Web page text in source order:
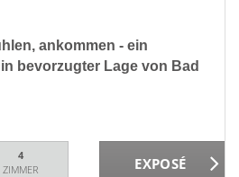
ankommen - ein
bevorzugter Lage von Bad
4
ZIMMER